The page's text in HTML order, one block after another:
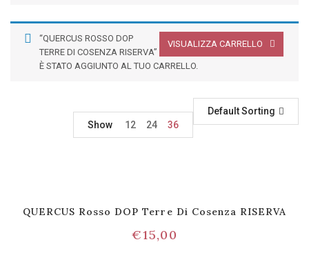
VISUALIZZA CARRELLO
“QUERCUS ROSSO DOP
TERRE DI COSENZA RISERVA”
È STATO AGGIUNTO AL TUO CARRELLO.
Default Sorting
Show
12 24 36
QUERCUS Rosso DOP Terre Di Cosenza RISERVA
€15,00